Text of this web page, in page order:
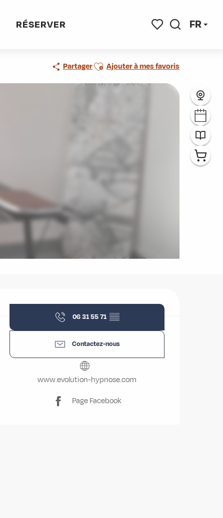
FR
RÉSERVER
PartagerAjouter aux favoris
Ajouter à mes favoris
Ouverture et coordonnées
06 31 55 71 ▒▒
Contactez-nous
www.evolution-hypnose.com
Page Facebook